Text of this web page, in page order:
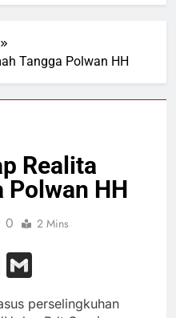
Tangga Polwan HH
Realita
Polwan HH
0 2 Mins
Tumblr
perselingkuhan